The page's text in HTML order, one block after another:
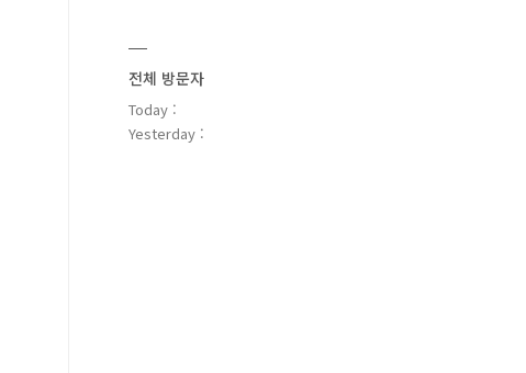
전체 방문자
Today :
Yesterday :